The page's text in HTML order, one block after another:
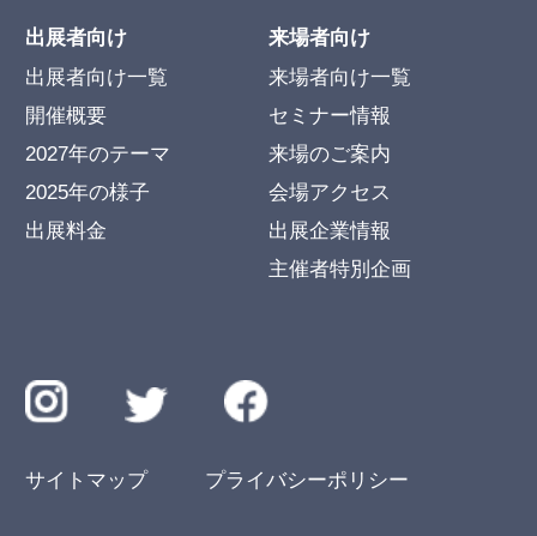
出展者向け
出展者向け一覧
開催概要
2027年のテーマ
2025年の様子
出展料金
来場者向け
来場者向け一覧
セミナー情報
来場のご案内
会場アクセス
出展企業情報
主催者特別企画
サイトマップ プライバシーポリシー